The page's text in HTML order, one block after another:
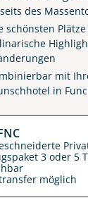
des
schönsten
mit
in
3 oder 5
möglich